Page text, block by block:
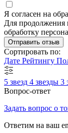
Я согласен на
Для продолжения
обработку
Отправить отзыв
Сортировать по:
Дате Рейтингу
5 звезд 4 звезды 3
Вопрос-ответ
Задать вопрос о
Ответим на ваш